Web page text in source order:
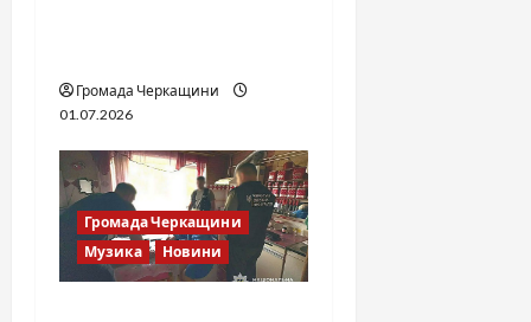
Громада Черкащини
01.07.2026
Громада Черкащини
Музика
Новини